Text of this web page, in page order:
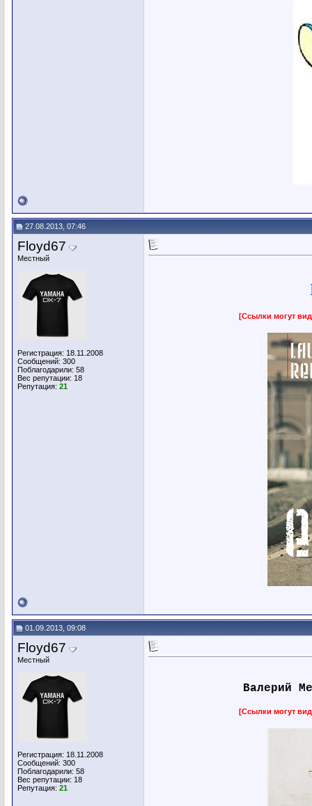
27.08.2013, 07:46
Floyd67
Местный
Регистрация: 18.11.2008
Сообщений: 300
Поблагодарили: 58
Вес репутации: 18
Репутация: 21
[Ссылки могут
01.09.2013, 09:08
Floyd67
Местный
Регистрация: 18.11.2008
Сообщений: 300
Поблагодарили: 58
Вес репутации: 18
Репутация: 21
Валерий
[Ссылки могут